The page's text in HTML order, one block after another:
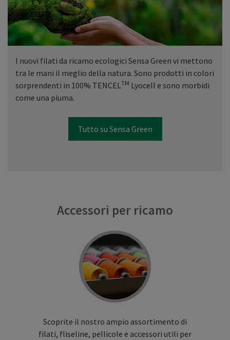
I nuovi filati da ricamo ecologici Sensa Green vi mettono
tra le mani il meglio della natura. Sono prodotti in colori
sorprendenti in 100% TENCELTM Lyocell e sono morbidi
come una piuma.
Tutto su Sensa Green
Accessori per ricamo
Scoprite il nostro ampio assortimento di
filati, fliseline, pellicole e accessori utili per